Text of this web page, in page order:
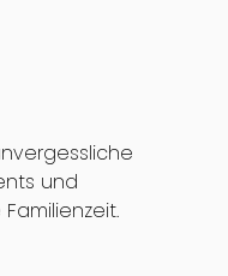
und